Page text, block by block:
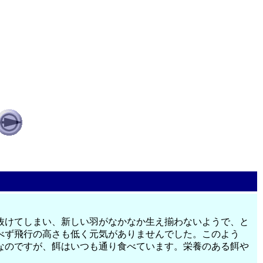
てしまい、新しい羽がなかなか生え揃わないようで、と
飛行の高さも低く元気がありませんでした。このよう
ですが、餌はいつも通り食べています。栄養のある餌や